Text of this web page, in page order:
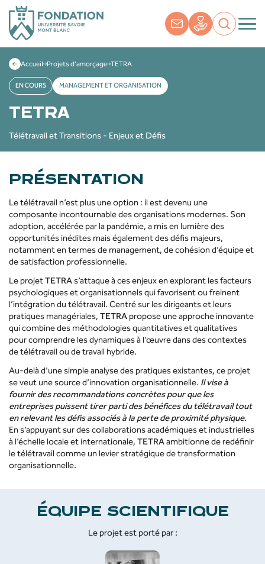
Accueil Projets d’amorçage TETRA
EN COURS MANAGEMENT ET ORGANISATION
TETRA
Télétravail et Transitions - Enjeux et Défis
PRÉSENTATION
Le télétravail n’est plus une option : il est devenu une
composante incontournable des organisations modernes. Son
adoption, accélérée par la pandémie, a mis en lumière des
opportunités inédites mais également des défis majeurs,
notamment en termes de management, de cohésion d’équipe et
de satisfaction professionnelle.
Le projetTETRAs’attaque à ces enjeux en explorant les facteurs
psychologiques et organisationnels qui favorisent ou freinent
l’intégration du télétravail. Centré sur les dirigeants et leurs
pratiques managériales, TETRA propose une approche innovante
qui combine des méthodologies quantitatives et qualitatives
pour comprendre les dynamiques à l’œuvre dans des contextes
de télétravail ou de travail hybride.
Au-delà d’une simple analyse des pratiques existantes, ce projet
se veut une source d’innovation organisationnelle. Il vise à
fournir des recommandations concrètes pour que les
entreprises puissent tirer parti des bénéfices du télétravail tout
en relevant les défis associés à la perte de proximité physique.
En s’appuyant sur des collaborations académiques et industrielles
à l’échelle locale et internationale, TETRAambitionne de redéfinir
le télétravail comme un levier stratégique de transformation
organisationnelle.
ÉQUIPE SCIENTIFIQUE
Le projet est porté par :